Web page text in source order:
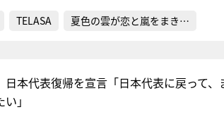
TELASA 夏色の雲が恋と嵐をまき…
日本代表復帰を宣言「日本代表に戻って
」